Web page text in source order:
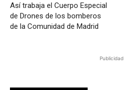
Así trabaja el Cuerpo Especial
de Drones de los bomberos
de la Comunidad de Madrid
Publicidad